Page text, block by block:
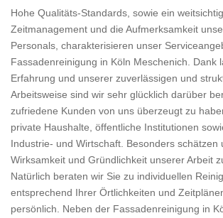
Hohe Qualitäts-Standards, sowie ein
Zeitmanagement und die Aufmerksamkeit
Personals, charakterisieren unser
Fassadenreinigung in Köln Meschenich. Dank
Erfahrung und unserer zuverlässigen und
Arbeitsweise sind wir sehr glücklich darüber
zufriedene Kunden von uns überzeugt zu
private Haushalte, öffentliche Institutionen
Industrie- und Wirtschaft. Besonders schätzen
Wirksamkeit und Gründlichkeit unserer Arbeit
Natürlich beraten wir Sie zu individuellen
entsprechend Ihrer Örtlichkeiten und
persönlich. Neben der Fassadenreinigung in